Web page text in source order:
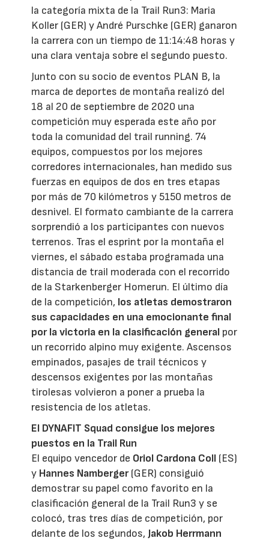
la categoría mixta de la Trail Run3: Maria
Koller (GER) y André Purschke (GER) ganaron
la carrera con un tiempo de 11:14:48 horas y
una clara ventaja sobre el segundo puesto.
Junto con su socio de eventos PLAN B, la
marca de deportes de montaña realizó del
18 al 20 de septiembre de 2020 una
competición muy esperada este año por
toda la comunidad del trail running. 74
equipos, compuestos por los mejores
corredores internacionales, han medido sus
fuerzas en equipos de dos en tres etapas
por más de 70 kilómetros y 5150 metros de
desnivel. El formato cambiante de la carrera
sorprendió a los participantes con nuevos
terrenos. Tras el esprint por la montaña el
viernes, el sábado estaba programada una
distancia de trail moderada con el recorrido
de la Starkenberger Homerun. El último día
de la competición, los atletas demostraron
sus capacidades en una emocionante final
por la victoria en la clasificación general por
un recorrido alpino muy exigente. Ascensos
empinados, pasajes de trail técnicos y
descensos exigentes por las montañas
tirolesas volvieron a poner a prueba la
resistencia de los atletas.
El DYNAFIT Squad consigue los mejores
puestos en la Trail Run
El equipo vencedor de Oriol Cardona Coll (ES)
y Hannes Namberger(GER) consiguió
demostrar su papel como favorito en la
clasificación general de la Trail Run3 y se
colocó, tras tres días de competición, por
delante de los segundos, Jakob Herrmann